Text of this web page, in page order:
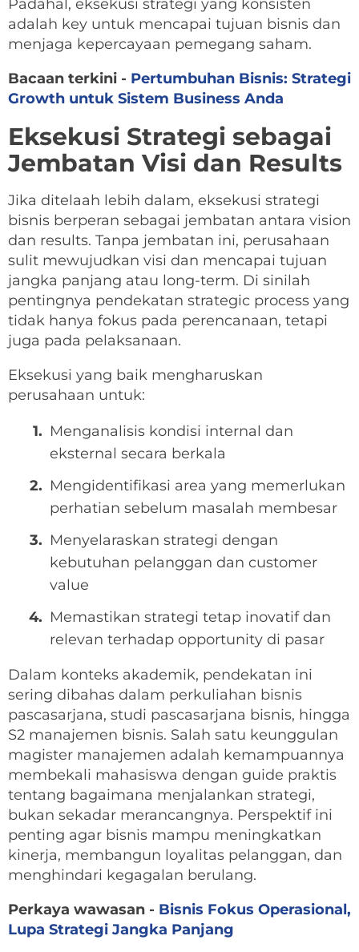
Padahal, eksekusi strategi yang konsisten
adalah key untuk mencapai tujuan bisnis dan
menjaga kepercayaan pemegang saham.
Bacaan terkini - Pertumbuhan Bisnis: Strategi
Growth untuk Sistem Business Anda
Eksekusi Strategi sebagai
Jembatan Visi dan Results
Jika ditelaah lebih dalam, eksekusi strategi
bisnis berperan sebagai jembatan antara vision
dan results. Tanpa jembatan ini, perusahaan
sulit mewujudkan visi dan mencapai tujuan
jangka panjang atau long-term. Di sinilah
pentingnya pendekatan strategic process yang
tidak hanya fokus pada perencanaan, tetapi
juga pada pelaksanaan.
Eksekusi yang baik mengharuskan
perusahaan untuk:
Menganalisis kondisi internal dan
eksternal secara berkala
Mengidentifikasi area yang memerlukan
perhatian sebelum masalah membesar
Menyelaraskan strategi dengan
kebutuhan pelanggan dan customer
value
Memastikan strategi tetap inovatif dan
relevan terhadap opportunity di pasar
Dalam konteks akademik, pendekatan ini
sering dibahas dalam perkuliahan bisnis
pascasarjana, studi pascasarjana bisnis, hingga
S2 manajemen bisnis. Salah satu keunggulan
magister manajemen adalah kemampuannya
membekali mahasiswa dengan guide praktis
tentang bagaimana menjalankan strategi,
bukan sekadar merancangnya. Perspektif ini
penting agar bisnis mampu meningkatkan
kinerja, membangun loyalitas pelanggan, dan
menghindari kegagalan berulang.
Perkaya wawasan - Bisnis Fokus Operasional,
Lupa Strategi Jangka Panjang